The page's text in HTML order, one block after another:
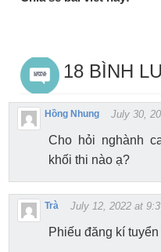
18 BÌNH
Hồng Nhung July 30,
Cho hỏi nghành
khối thi nào ạ?
Trà July 12, 2022 at
Phiếu đăng kí